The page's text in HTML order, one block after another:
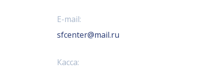
E-mail:
sfcenter@mail.ru
Касса: